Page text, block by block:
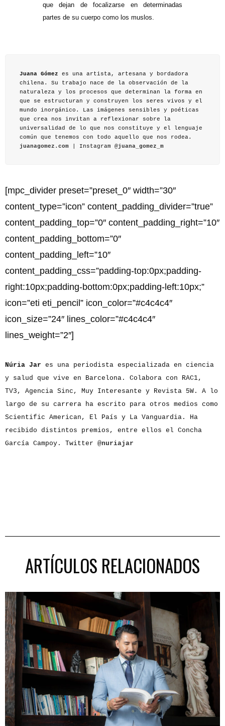
que dejan de focalizarse en determinadas
partes de su cuerpo como los muslos.
Juana Gómez es una artista, artesana y bordadora
chilena. Su trabajo nace de la observación de la
naturaleza y los procesos que determinan la forma en
que se estructuran y construyen los seres vivos y el
mundo inorgánico. Las imágenes sensibles y poéticas
que crea nos invitan a reflexionar sobre la
universalidad de lo que nos constituye y el lenguaje
común que tenemos con todo aquello que nos rodea.
juanagomez.com | Instagram @juana_gomez_m
[mpc_divider preset=”preset_0″ width=”30″
content_type=”icon” content_padding_divider=”true”
content_padding_top=”0″ content_padding_right=”10″
content_padding_bottom=”0″
content_padding_left=”10″
content_padding_css=”padding-top:0px;padding-
right:10px;padding-bottom:0px;padding-left:10px;”
icon=”eti eti_pencil” icon_color=”#c4c4c4″
icon_size=”24″ lines_color=”#c4c4c4″
lines_weight=”2″]
Núria Jar es una periodista especializada en ciencia
y salud que vive en Barcelona. Colabora con RAC1,
TV3, Agencia Sinc, Muy Interesante y Revista 5W. A lo
largo de su carrera ha escrito para otros medios como
Scientific American, El País y La Vanguardia. Ha
recibido distintos premios, entre ellos el Concha
García Campoy. Twitter @nuriajar
ARTÍCULOS RELACIONADOS